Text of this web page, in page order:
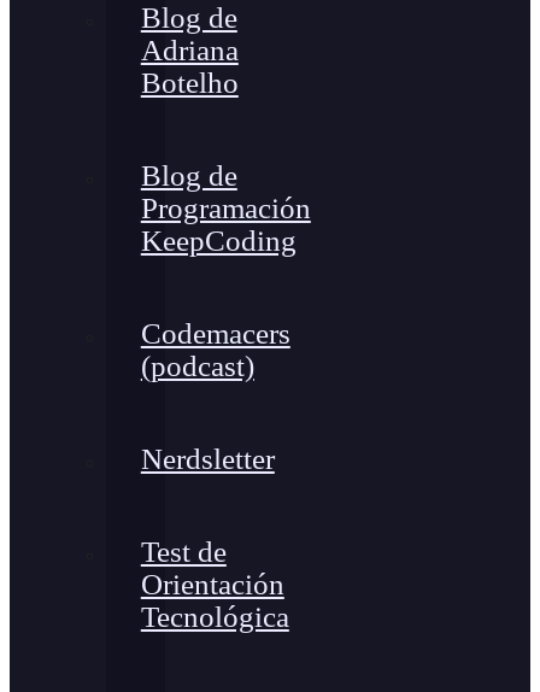
Blog de
Adriana
Botelho
Blog de
Programación
KeepCoding
Codemacers
(podcast)
Nerdsletter
Test de
Orientación
Tecnológica